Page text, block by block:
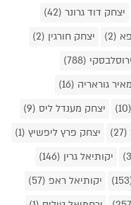
יצחק דוד גרונר (42)
(2)
יצחק חורגין (2)
(788)
גוראריה (16)
יצחק מענדל ליס (9)
יצחק פרץ ליפשיץ (1)
יקותיאל גרין (146)
יקותיאל ראפ (57)